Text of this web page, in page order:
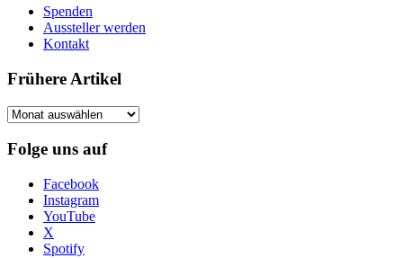
Spenden
Aussteller werden
Kontakt
Frühere Artikel
Frühere
Folge uns auf
Facebook
Instagram
YouTube
X
Spotify